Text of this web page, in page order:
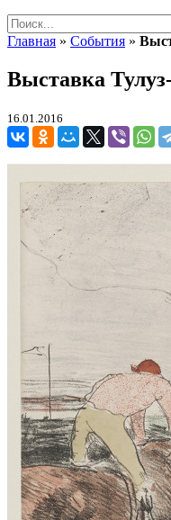
Главная » События »
Выставка
16.01.2016